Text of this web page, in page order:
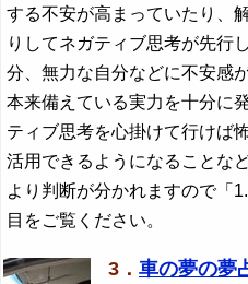
する不安が高まっていたり、
りしてネガティブ思考が先行
分、無力な自分などに不安感
本来備えている実力を十分に
ティブ思考を心掛けて行けば
活用できるようになることな
より判断が分かれますので「
目をご覧ください。
3． 車の夢の夢